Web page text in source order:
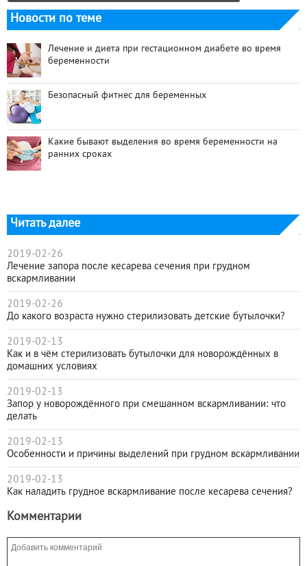
Новости по теме
Лечение и диета при гестационном диабете во время
беременности
Безопасный фитнес для беременных
Какие бывают выделения во время беременности на
ранних сроках
Читать далее
2019-02-26
Лечение запора после кесарева сечения при грудном
вскармливании
2019-02-26
До какого возраста нужно стерилизовать детские бутылочки?
2019-02-13
Как и в чём стерилизовать бутылочки для новорождённых в
домашних условиях
2019-02-13
Запор у новорождённого при смешанном вскармливании: что
делать
2019-02-13
Особенности и причины выделений при грудном вскармливании
2019-02-13
Как наладить грудное вскармливание после кесарева сечения?
Комментарии